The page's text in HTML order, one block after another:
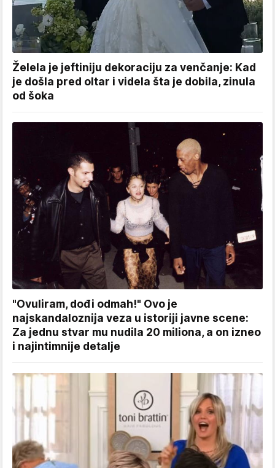
Želela je jeftiniju dekoraciju za venčanje: Kad
je došla pred oltar i videla šta je dobila, zinula
od šoka
"Ovuliram, dođi odmah!" Ovo je
najskandaloznija veza u istoriji javne scene:
Za jednu stvar mu nudila 20 miliona, a on izneo
i najintimnije detalje